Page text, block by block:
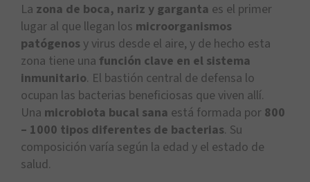
La zona de boca, nariz y garganta es el primer
lugar al que llegan los microorganismos
patógenos y virus desde el aire, y de hecho esta
zona tiene una función clave en el sistema
inmunitario. El bastión central de defensa lo
ocupan las bacterias beneficiosas que viven allí.
Una microbiota bucal sana está formada por 800
– 1000 tipos diferentes de bacterias. Su
composición varía según la edad y el estado de
salud.